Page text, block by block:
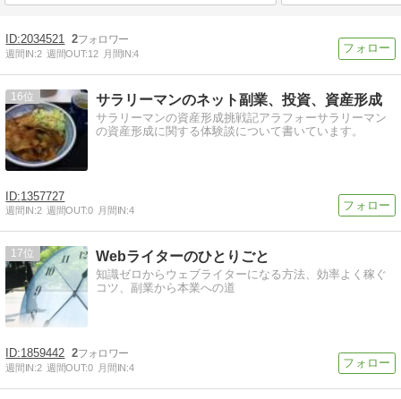
2034521 2
週間IN:2 週間OUT:12 月間IN:4
16 サラリーマンのネット副業、投資、資産形成
サラリーマンの資産形成挑戦記アラフォーサラリーマン
の資産形成に関する体験談について書いています。
1357727
週間IN:2 週間OUT:0 月間IN:4
17 Webライターのひとりごと
知識ゼロからウェブライターになる方法、効率よく稼ぐ
コツ、副業から本業への道
1859442 2
週間IN:2 週間OUT:0 月間IN:4